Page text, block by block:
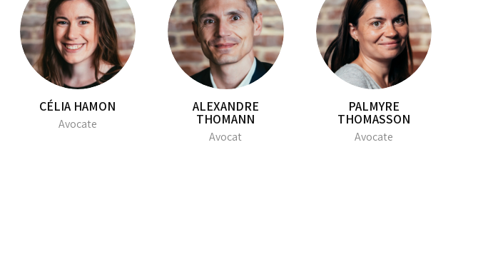
CÉLIA HAMON
Avocate
ALEXANDRE
THOMANN
Avocat
PALMYRE
THOMASSON
Avocate